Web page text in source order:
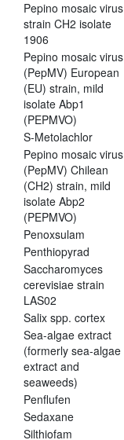
Pepino mosaic virus
strain CH2 isolate
1906
Pepino mosaic virus
(PepMV) European
(EU) strain, mild
isolate Abp1
(PEPMVO)
S-Metolachlor
Pepino mosaic virus
(PepMV) Chilean
(CH2) strain, mild
isolate Abp2
(PEPMVO)
Penoxsulam
Penthiopyrad
Saccharomyces
cerevisiae strain
LAS02
Salix spp. cortex
Sea-algae extract
(formerly sea-algae
extract and
seaweeds)
Penflufen
Sedaxane
Silthiofam